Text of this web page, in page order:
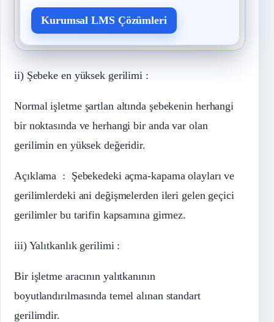
Kurumsal LMS Çözümleri
ii) Şebeke en yüksek gerilimi :
Normal işletme şartlan altında şebekenin herhangi
bir noktasında ve herhangi bir anda var olan
gerilimin en yüksek değeridir.
Açıklama : Şebekedeki açma-kapama olayları ve
gerilimlerdeki ani değişmelerden ileri gelen geçici
gerilimler bu tarifin kapsamına girmez.
iii) Yalıtkanlık gerilimi :
Bir işletme aracının yalıtkanının
boyutlandırılmasında temel alınan standart
gerilimdir.